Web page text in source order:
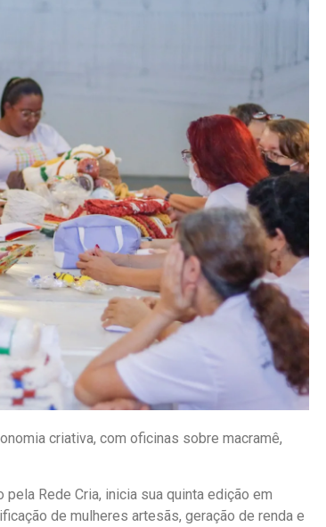
criativa, com oficinas sobre macramê,
Rede Cria, inicia sua quinta edição em
de mulheres artesãs, geração de renda e